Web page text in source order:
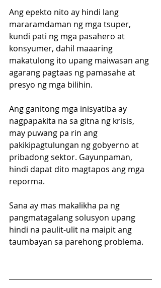
Ang epekto nito ay hindi lang
mararamdaman ng mga tsuper,
kundi pati ng mga pasahero at
konsyumer, dahil maaaring
makatulong ito upang maiwasan ang
agarang pagtaas ng pamasahe at
presyo ng mga bilihin.
Ang ganitong mga inisyatiba ay
nagpapakita na sa gitna ng krisis,
may puwang pa rin ang
pakikipagtulungan ng gobyerno at
pribadong sektor. Gayunpaman,
hindi dapat dito magtapos ang mga
reporma.
Sana ay mas makalikha pa ng
pangmatagalang solusyon upang
hindi na paulit-ulit na maipit ang
taumbayan sa parehong problema.